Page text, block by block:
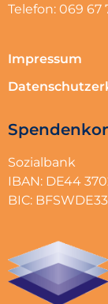
Telefon: 069 67
Impressum
Sozialbank
IBAN: DE44
BIC: